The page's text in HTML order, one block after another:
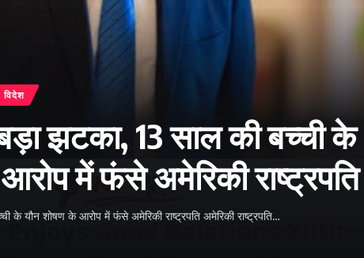
विदेश
झटका, 13 साल की बच्ची के
में फंसे अमेरिकी राष्ट्रपति
के यौन शोषण के आरोप में फंसे अमेरिकी राष्ट्रपति अमेरिकी राष्ट्रपति…